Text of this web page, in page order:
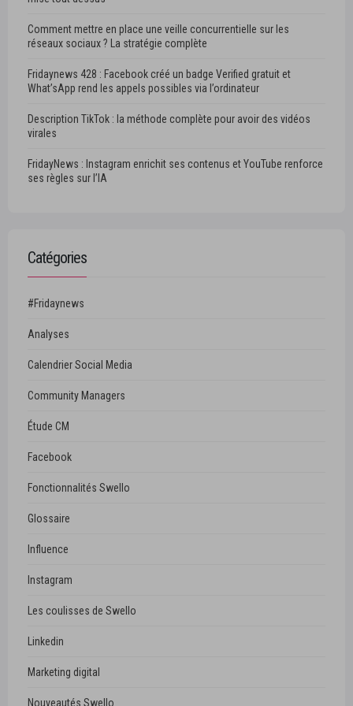
Comment mettre en place une veille concurrentielle sur les
réseaux sociaux ? La stratégie complète
Fridaynews 428 : Facebook créé un badge Verified gratuit et
What’sApp rend les appels possibles via l’ordinateur
Description TikTok : la méthode complète pour avoir des vidéos
virales
FridayNews : Instagram enrichit ses contenus et YouTube renforce
ses règles sur l’IA
Catégories
#Fridaynews
Analyses
Calendrier Social Media
Community Managers
Étude CM
Facebook
Fonctionnalités Swello
Glossaire
Influence
Instagram
Les coulisses de Swello
Linkedin
Marketing digital
Nouveautés Swello